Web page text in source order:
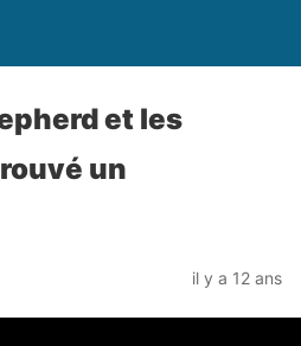
et les
un
il y a 12 ans